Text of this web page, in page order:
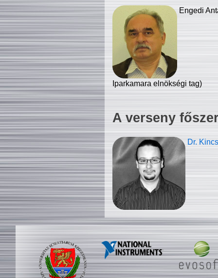
Engedi
Iparkamara elnökségi tag)
A verseny
Dr.